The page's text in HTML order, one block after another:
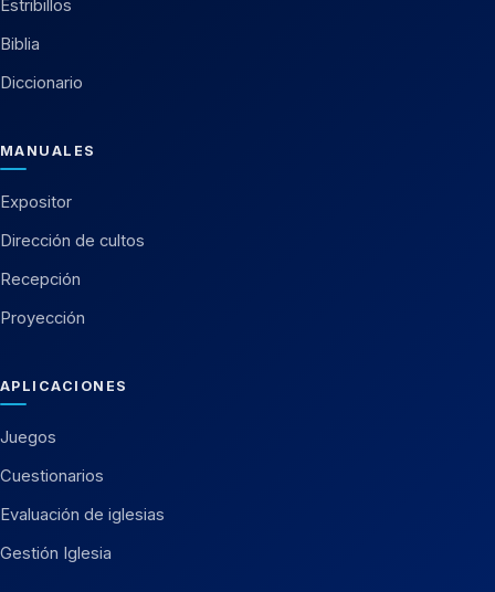
Estribillos
Biblia
Diccionario
MANUALES
Expositor
Dirección de cultos
Recepción
Proyección
APLICACIONES
Juegos
Cuestionarios
Evaluación de iglesias
Gestión Iglesia